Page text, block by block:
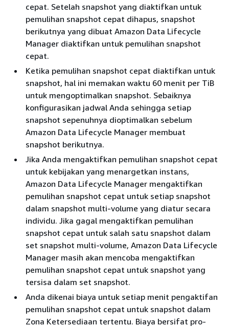
cepat. Setelah snapshot yang diaktifkan untuk
pemulihan snapshot cepat dihapus, snapshot
berikutnya yang dibuat Amazon Data Lifecycle
Manager diaktifkan untuk pemulihan snapshot
cepat.
Ketika pemulihan snapshot cepat diaktifkan untuk
snapshot, hal ini memakan waktu 60 menit per TiB
untuk mengoptimalkan snapshot. Sebaiknya
konfigurasikan jadwal Anda sehingga setiap
snapshot sepenuhnya dioptimalkan sebelum
Amazon Data Lifecycle Manager membuat
snapshot berikutnya.
Jika Anda mengaktifkan pemulihan snapshot cepat
untuk kebijakan yang menargetkan instans,
Amazon Data Lifecycle Manager mengaktifkan
pemulihan snapshot cepat untuk setiap snapshot
dalam snapshot multi-volume yang diatur secara
individu. Jika gagal mengaktifkan pemulihan
snapshot cepat untuk salah satu snapshot dalam
set snapshot multi-volume, Amazon Data Lifecycle
Manager masih akan mencoba mengaktifkan
pemulihan snapshot cepat untuk snapshot yang
tersisa dalam set snapshot.
Anda dikenai biaya untuk setiap menit pengaktifan
pemulihan snapshot cepat untuk snapshot dalam
Zona Ketersediaan tertentu. Biaya bersifat pro-